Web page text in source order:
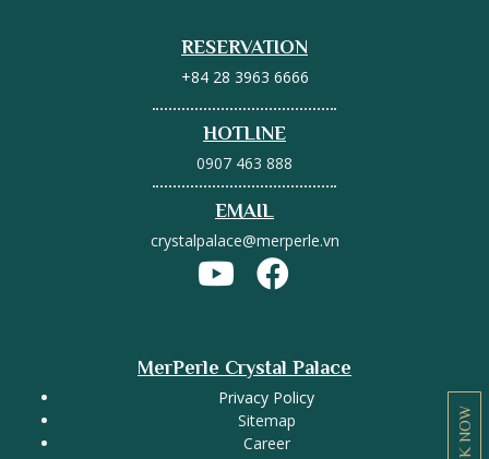
RESERVATION
+84 28 3963 6666
HOTLINE
0907 463 888
EMAIL
crystalpalace@merperle.vn
MerPerle Crystal Palace
Privacy Policy
Sitemap
Career